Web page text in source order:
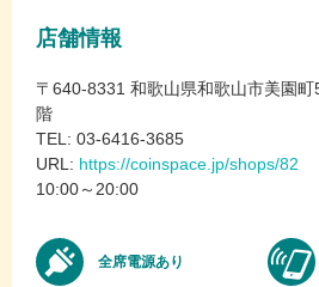
店舗情報
〒640-8331 和歌山県和歌山市美園町
階
TEL: 03-6416-3685
URL: https://coinspace.jp/shops/82
10:00～20:00
全席電源あり